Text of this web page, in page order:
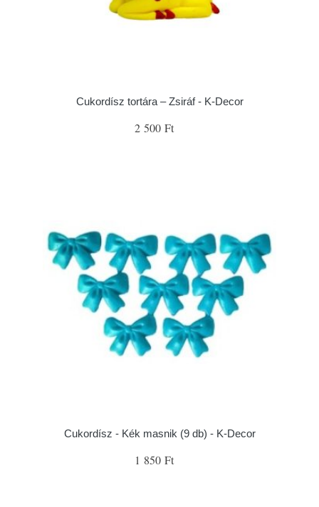
Cukordísz tortára – Zsiráf - K-Decor
2 500 Ft
Cukordísz - Kék masnik (9 db) - K-Decor
1 850 Ft